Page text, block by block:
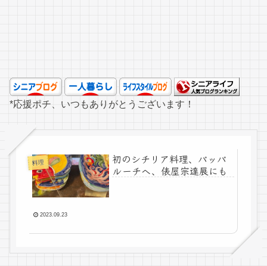
*応援ポチ、いつもありがとうございます！
料理
初のシチリア料理、バッバ
ルーチへ、俵屋宗達展にも
2023.09.23